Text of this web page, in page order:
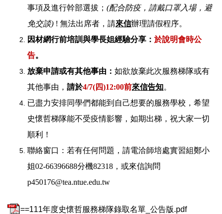
事項及進行幹部選拔； (配合防疫，請戴口罩入場，避
免交談) ! 無法出席者，請來信辦理請假程序。
因材網行前培訓與學長姐經驗分享： 於說明會時公
告。
放棄申請或有其他事由： 如欲放棄此次服務梯隊或有
其他事由， 請於4/7(四)12:00前來信告知。
已盡力安排同學們都能到自己想要的服務學校，希望
史懷哲梯隊能不受疫情影響，如期出梯，祝大家一切
順利！
聯絡窗口：若有任何問題，請電洽師培處實習組鄭小
姐02-66396688分機82318，或來信詢問
p450176@tea.ntue.edu.tw
==111年度史懷哲服務梯隊錄取名單_公告版.pdf